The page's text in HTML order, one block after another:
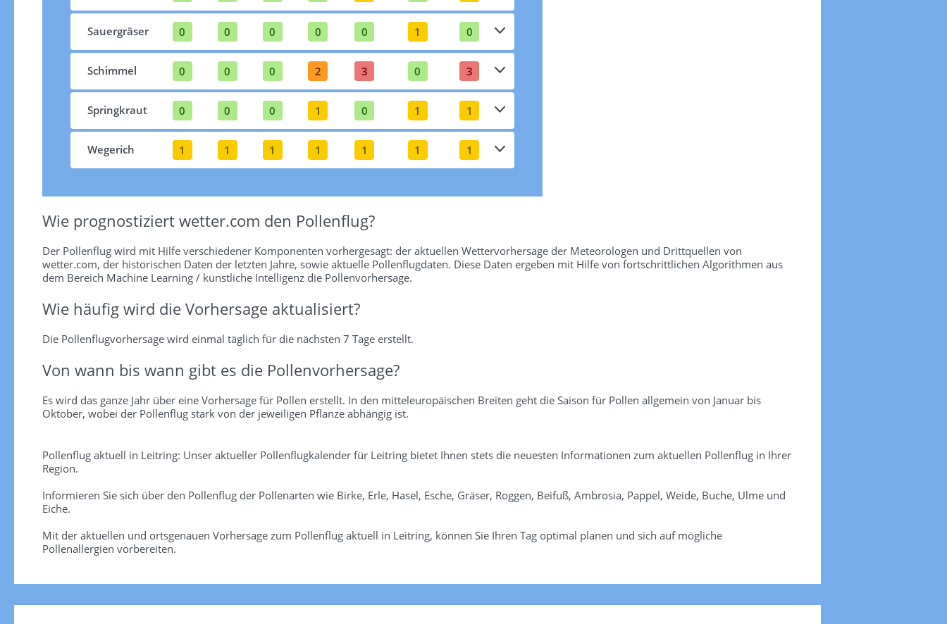
Sauergräser 0 0 0 0 0 1 0
Schimmel 0 0 0 2 3 0 3
Springkraut 0 0 0 1 0 1 1
Wegerich 1 1 1 1 1 1 1
Wie prognostiziert wetter.com den Pollenflug?
Der Pollenflug wird mit Hilfe verschiedener Komponenten vorhergesagt: der aktuellen Wettervorhersage der Meteorologen und Drittquellen von
wetter.com, der historischen Daten der letzten Jahre, sowie aktuelle Pollenflugdaten. Diese Daten ergeben mit Hilfe von fortschrittlichen Algorithmen aus
dem Bereich Machine Learning / künstliche Intelligenz die Pollenvorhersage.
Wie häufig wird die Vorhersage aktualisiert?
Die Pollenflugvorhersage wird einmal täglich für die nächsten 7 Tage erstellt.
Von wann bis wann gibt es die Pollenvorhersage?
Es wird das ganze Jahr über eine Vorhersage für Pollen erstellt. In den mitteleuropäischen Breiten geht die Saison für Pollen allgemein von Januar bis
Oktober, wobei der Pollenflug stark von der jeweiligen Pflanze abhängig ist.
Pollenflug aktuell in Leitring: Unser aktueller Pollenflugkalender für Leitring bietet Ihnen stets die neuesten Informationen zum aktuellen Pollenflug in Ihrer
Region.
Informieren Sie sich über den Pollenflug der Pollenarten wie Birke, Erle, Hasel, Esche, Gräser, Roggen, Beifuß, Ambrosia, Pappel, Weide, Buche, Ulme und
Eiche.
Mit der aktuellen und ortsgenauen Vorhersage zum Pollenflug aktuell in Leitring, können Sie Ihren Tag optimal planen und sich auf mögliche
Pollenallergien vorbereiten.